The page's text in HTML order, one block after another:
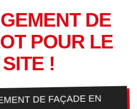
DE
POUR LE
SITE !
DE FAÇADE EN